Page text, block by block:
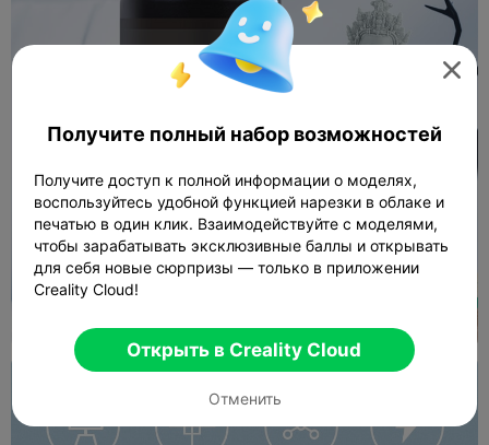

Получите полный набор возможностей
Получите доступ к полной информации о моделях,
воспользуйтесь удобной функцией нарезки в облаке и
печатью в один клик. Взаимодействуйте с моделями,
чтобы зарабатывать эксклюзивные баллы и открывать
для себя новые сюрпризы — только в приложении
Creality Cloud!
Открыть в Creality Cloud
Отменить